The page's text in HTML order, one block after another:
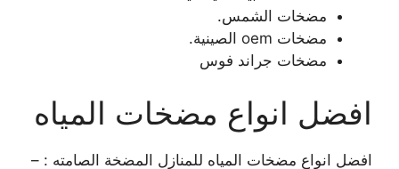
مضخات الشمس.
مضخات oem الصينية.
مضخات جراند فوس
افضل انواع مضخات المياه
افضل انواع مضخات المياه للمنازل المضخة الصامته : –